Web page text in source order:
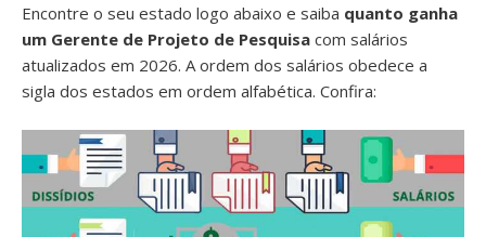
Encontre o seu estado logo abaixo e saiba quanto ganha
um Gerente de Projeto de Pesquisa com salários
atualizados em 2026. A ordem dos salários obedece a
sigla dos estados em ordem alfabética. Confira: